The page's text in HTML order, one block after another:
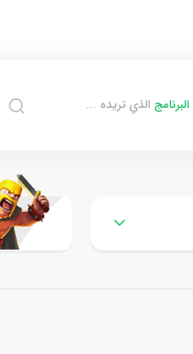
البرنامج الذي تريده ...